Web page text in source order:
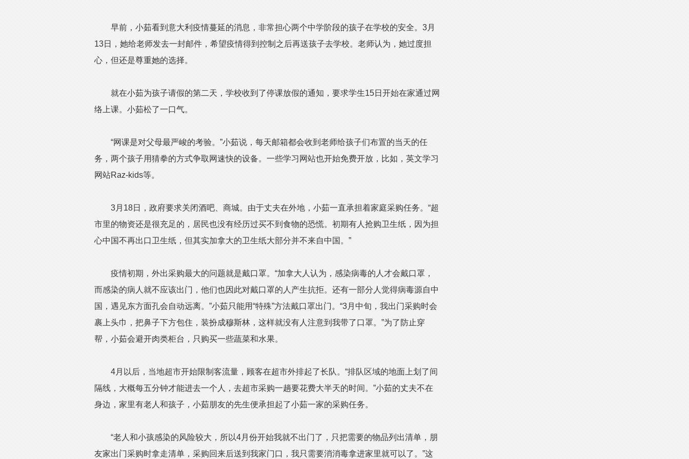
早前，小茹看到意大利疫情蔓延的消息，非常担心两个中学阶段的孩子在学校的安全。3月
13日，她给老师发去一封邮件，希望疫情得到控制之后再送孩子去学校。老师认为，她过度担
心，但还是尊重她的选择。
就在小茹为孩子请假的第二天，学校收到了停课放假的通知，要求学生15日开始在家通过网
络上课。小茹松了一口气。
“网课是对父母最严峻的考验。”小茹说，每天邮箱都会收到老师给孩子们布置的当天的任
务，两个孩子用猜拳的方式争取网速快的设备。一些学习网站也开始免费开放，比如，英文学习
网站Raz-kids等。
3月18日，政府要求关闭酒吧、商城。由于丈夫在外地，小茹一直承担着家庭采购任务。“超
市里的物资还是很充足的，居民也没有经历过买不到食物的恐慌。初期有人抢购卫生纸，因为担
心中国不再出口卫生纸，但其实加拿大的卫生纸大部分并不来自中国。”
疫情初期，外出采购最大的问题就是戴口罩。“加拿大人认为，感染病毒的人才会戴口罩，
而感染的病人就不应该出门，他们也因此对戴口罩的人产生抗拒。还有一部分人觉得病毒源自中
国，遇见东方面孔会自动远离。”小茹只能用“特殊”方法戴口罩出门。“3月中旬，我出门采购时会
裹上头巾，把鼻子下方包住，装扮成穆斯林，这样就没有人注意到我带了口罩。”为了防止穿
帮，小茹会避开肉类柜台，只购买一些蔬菜和水果。
4月以后，当地超市开始限制客流量，顾客在超市外排起了长队。“排队区域的地面上划了间
隔线，大概每五分钟才能进去一个人，去超市采购一趟要花费大半天的时间。”小茹的丈夫不在
身边，家里有老人和孩子，小茹朋友的先生便承担起了小茹一家的采购任务。
“老人和小孩感染的风险较大，所以4月份开始我就不出门了，只把需要的物品列出清单，朋
友家出门采购时拿走清单，采购回来后送到我家门口，我只需要消消毒拿进家里就可以了。”这